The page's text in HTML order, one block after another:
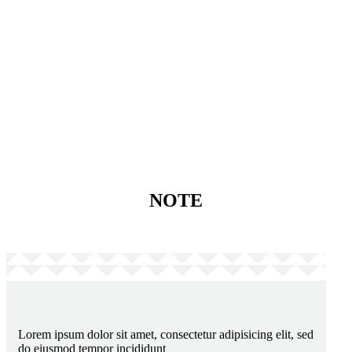
NOTE
Lorem ipsum dolor sit amet, consectetur adipisicing elit, sed
do eiusmod tempor incididunt